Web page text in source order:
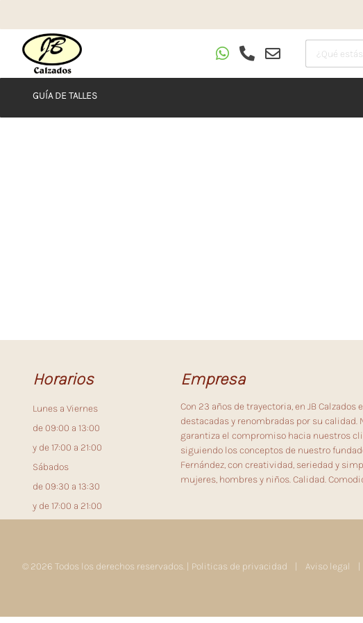
GUÍA DE TALLES
Horarios
Lunes a Viernes
de 09:00 a 13:00
y de 17:00 a 21:00
Sábados
de 09:30 a 13:30
y de 17:00 a 21:00
Empresa
Con 23 años de trayectoria, en JB
destacadas y renombradas por su calidad.
garantiza el compromiso hacia nuestros
siguiendo los conceptos de nuestro
Fernández, con creatividad, seriedad y
mujeres, hombres y niños. Calidad.
© 2026 Todos los derechos reservados. | Politicas de privacidad | Aviso legal |